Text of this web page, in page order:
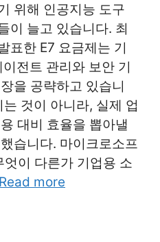
위해 인공지능 도구
이 늘고 있습니다. 최
표한 E7 요금제는 기
전트 관리와 보안 기
을 공략하고 있습니
것이 아니라, 실제 업
대비 효율을 뽑아낼
습니다. 마이크로소프
이 다른가 기업용 소
Read more